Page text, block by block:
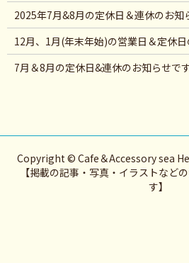
2025年7月&8月の定休日＆連休のお知
12月、1月(年末年始)の営業日＆定休
7月＆8月の定休日&連休のお知らせです
Copyright © Cafe＆Accessory sea
【掲載の記事・写真・イラストなど
す】